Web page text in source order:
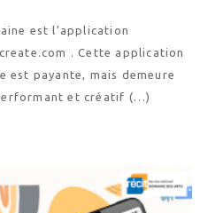
est l’application
. Cette application
est payante, mais demeure
et créatif (…)